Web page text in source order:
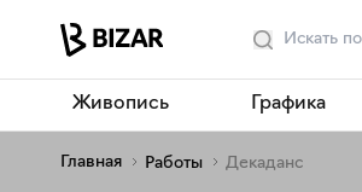
Живопись Графика
Главная Работы Декаданс